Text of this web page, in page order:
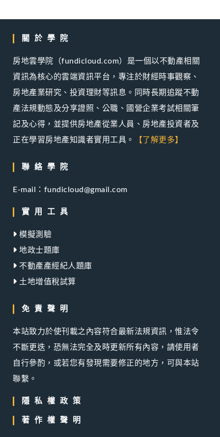
關於學院
房地雲學院（fundicloud.com）是一個以不動產相關
資訊為核心的雲端資訊平台，專注於財經時事觀察、
房地產業研究、投資理財等訊息。同時長期追蹤不動
產法規動態及分享證照、公職、國營企業考試相關筆
記及心得，並提供房地產從業人員、房地產投資者及
正在學習房地產知識者實用工具。
【了解更多】
聯絡學院
E-mail：fundicloud@gmail.com
實用工具
模擬測驗
地政士題庫
不動產產經紀人題庫
土地增值稅試算
免責聲明
本站致力於使刊載之內容符合最新法規資訊，惟法令
不斷更迭，恐無法完全及時更新所有內容，請使用者
自行參酌，或若您有發現需要修正的地方，可與本站
聯繫。
隱私權政策
著作權聲明